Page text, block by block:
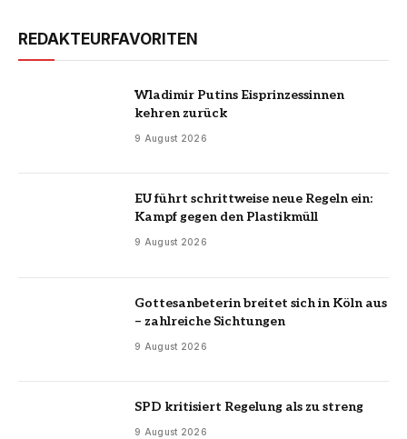
REDAKTEURFAVORITEN
Wladimir Putins Eisprinzessinnen
kehren zurück
9 August 2026
EU führt schrittweise neue Regeln ein:
Kampf gegen den Plastikmüll
9 August 2026
Gottesanbeterin breitet sich in Köln aus
– zahlreiche Sichtungen
9 August 2026
SPD kritisiert Regelung als zu streng
9 August 2026